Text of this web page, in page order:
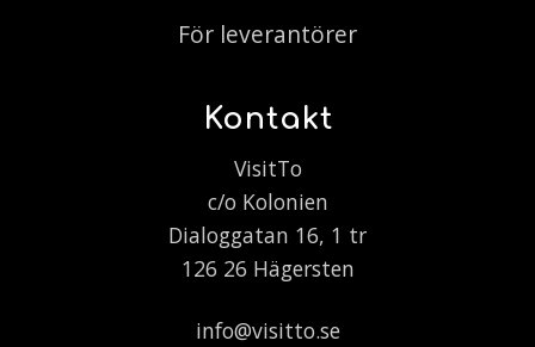
För leverantörer
Kontakt
VisitTo
c/o Kolonien
Dialoggatan 16, 1 tr
126 26 Hägersten
info@visitto.se